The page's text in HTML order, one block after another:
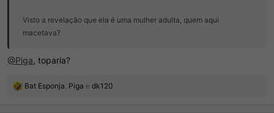
Visto a revelação que ela é uma mulher adulta, quem aqui
macetava?
@Piga, toparia?
R
Bat Esponja, Piga e dk120